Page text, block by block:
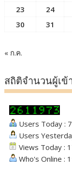
23
24
30
31
« ก.ค.
สถิติจำนวนผู้เข้
Users Today :
Users
Views Today :
Who's Online :